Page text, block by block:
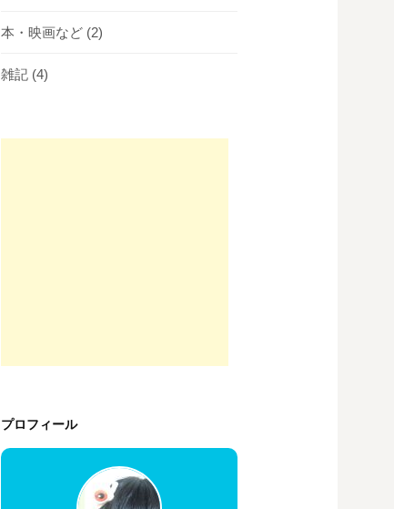
本・映画など (2)
雑記 (4)
プロフィール